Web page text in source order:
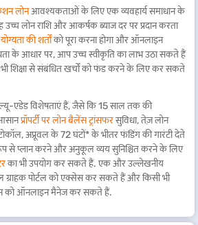
लोनआवश्यकताओं के लिए एक व्यवहार्य समाधान के
लोन राशि और आकर्षक ब्याज दर पर प्रदान करता
की शर्तोंको पूरा करना होगा और ऑनलाइन
के आधार पर, आप उच्च स्वीकृति का लाभ उठा सकते हैं
शिक्षा से संबंधित खर्चों को फंड करने के लिए कर सकते
एडेड विशेषताएं हैं, जैसे कि 15 साल तक की
प्रॉपर्टी पर लोन बैलेंस ट्रांसफरसुविधा, तेज़ लोन
अप्रूवल के 72 घंटों* के भीतर फंडिंग की गारंटी देते
से प्लान करने और अनुकूल व्यय सुनिश्चित करने के लिए
का भी उपयोग कर सकते हैं. एक और उल्लेखनीय
ग्राहक पोर्टल को एक्सेस कर सकते हैं और किसी भी
को ऑनलाइन मैनेज कर सकते हैं.